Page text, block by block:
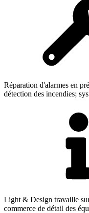
Réparation d'alarmes en
détection des incendies;
Light & Design travaille
commerce de détail des